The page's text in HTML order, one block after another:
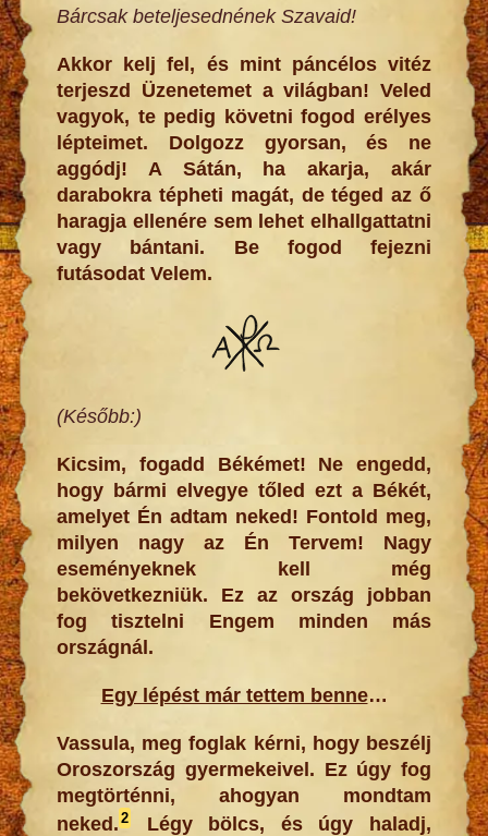
Bárcsak beteljesednének Szavaid!
Akkor kelj fel, és mint páncélos vitéz
terjeszd Üzenetemet a világban! Veled
vagyok, te pedig követni fogod erélyes
lépteimet. Dolgozz gyorsan, és ne
aggódj! A Sátán, ha akarja, akár
darabokra tépheti magát, de téged az ő
haragja ellenére sem lehet elhallgattatni
vagy bántani. Be fogod fejezni
futásodat Velem.
(Később:)
Kicsim, fogadd Békémet! Ne engedd,
hogy bármi elvegye tőled ezt a Békét,
amelyet Én adtam neked! Fontold meg,
milyen nagy az Én Tervem! Nagy
eseményeknek kell még
bekövetkezniük. Ez az ország jobban
fog tisztelni Engem minden más
országnál.
Egy lépést már tettem benne…
Vassula, meg foglak kérni, hogy beszélj
Oroszország gyermekeivel. Ez úgy fog
megtörténni, ahogyan mondtam
neked.2
Légy bölcs, és úgy haladj,